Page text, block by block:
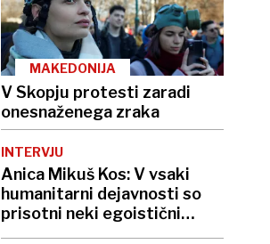
MAKEDONIJA
V Skopju protesti zaradi
onesnaženega zraka
INTERVJU
Anica Mikuš Kos: V vsaki
humanitarni dejavnosti so
prisotni neki egoistični
interesi